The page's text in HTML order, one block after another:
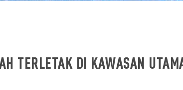
TERLETAK DI KAWASAN